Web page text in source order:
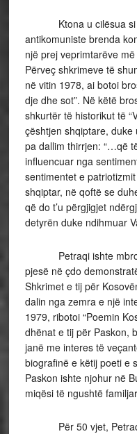
Ktona u cilësua si
antikomuniste brenda
një prej veprimtarëve
Përveç shkrimeve të
në vitin 1978, ai botoi
dje dhe sot”. Në këtë
shkurtër të historikut të
çështjen shqiptare,
pa dallim thirrjen: “…që
influencuar nga
sentimentet e
shqiptar, në qoftë se
që do t’u përgjigjet
detyrën duke ndihmuar
Petraqi ishte
pjesë në çdo
Shkrimet e tij për
dalin nga zemra e një
1979, ribotoi “Poemin
dhënat e tij për Paskon,
janë me interes të
biografinë e këtij poeti e
Paskon ishte njohur në
miqësi të ngushtë
Për 50 vjet, Petraqi